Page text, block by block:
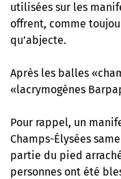
utilisées sur les
offrent, comme
qu’abjecte.
Après les balles
«lacrymogènes
Pour rappel, un
Champs-Élysées
partie du pied
personnes ont été